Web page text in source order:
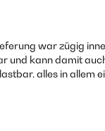
war zügig
und kann damit
alles in allem